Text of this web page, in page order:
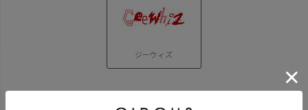
ジーウィズ